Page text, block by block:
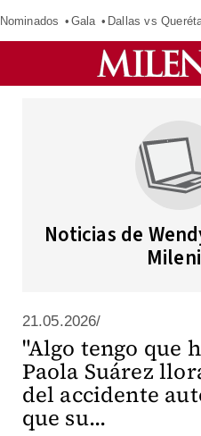
Nominados Gala Dallas vs
Noticias de
21.05.2026/
"Algo tengo que
Paola Suárez
del accidente
que su...